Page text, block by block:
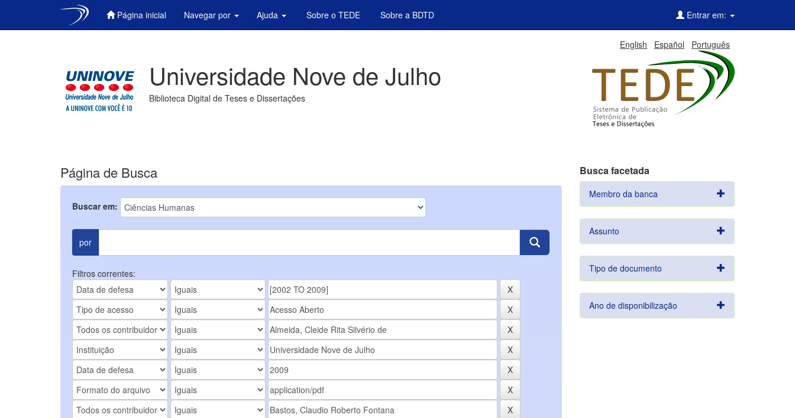
Página inicial Navegar por Ajuda Sobre o TEDE Sobre a BDTD Entrar em:
English Español Português
Universidade Nove de Julho
Biblioteca Digital de Teses e Dissertações
Página de Busca
Buscar em:
por
Filtros correntes:
Busca facetada
Membro da banca
Assunto
Tipo de documento
Ano de disponibilização